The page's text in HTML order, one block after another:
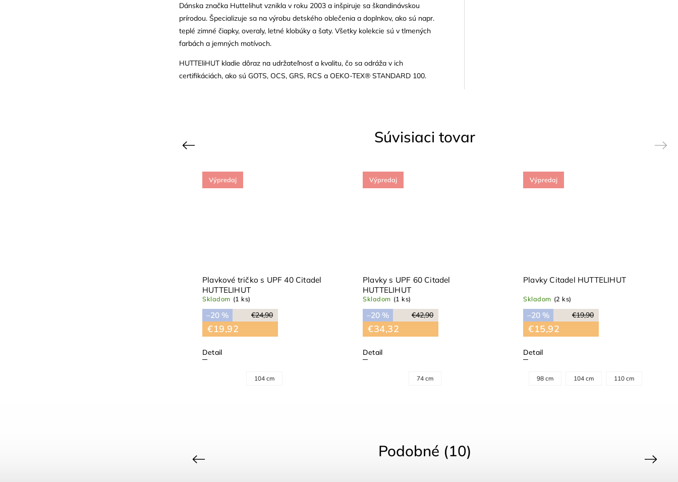
Dánska značka Huttelihut vznikla v roku 2003 a inšpiruje sa škandinávskou
prírodou. Špecializuje sa na výrobu detského oblečenia a doplnkov, ako sú napr.
teplé zimné čiapky, overaly, letné klobúky a šaty. Všetky kolekcie sú v tlmených
farbách a jemných motívoch.
HUTTEliHUT kladie dôraz na udržateľnosť a kvalitu, čo sa odráža v ich
certifikáciách, ako sú GOTS, OCS, GRS, RCS a OEKO-TEX® STANDARD 100.
Súvisiaci tovar
Previous
Výpredaj
Plavkové tričko s UPF 40 Citadel
HUTTELIHUT
Skladom (1 ks)
€24,90
–20 %
€19,92
Detail
104 cm
Výpredaj
Plavky s UPF 60 Citadel
HUTTELIHUT
Skladom (1 ks)
€42,90
–20 %
€34,32
Detail
74 cm
Výpredaj
Plavky Citadel HUTTELIHUT
Skladom (2 ks)
€19,90
–20 %
€15,92
Detail
98 cm 104 cm 110 cm
Next
Podobné (10)
Previous Next